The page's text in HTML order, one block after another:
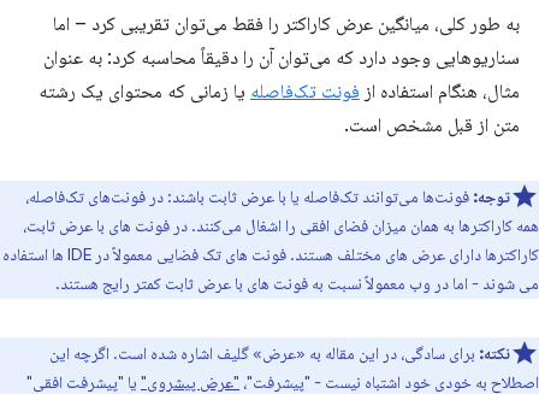
به طور کلی، میانگین عرض کاراکتر را فقط می‌توان تقریبی کرد – اما
سناریوهایی وجود دارد که می‌توان آن را دقیقاً محاسبه کرد: به عنوان
مثال، هنگام استفاده از فونت تک‌فاصله یا زمانی که محتوای یک رشته
متن از قبل مشخص است.
توجه: فونت‌ها می‌توانند تک‌فاصله یا با عرض ثابت باشند: در فونت‌های تک‌فاصله،
همه کاراکترها به همان میزان فضای افقی را اشغال می‌کنند. در فونت های با عرض ثابت،
کاراکترها دارای عرض های مختلف هستند. فونت های تک فضایی معمولاً در IDE ها استفاده
می شوند - اما در وب معمولاً نسبت به فونت های با عرض ثابت کمتر رایج هستند.
نکته: برای سادگی، در این مقاله به «عرض» گلیف اشاره شده است. اگرچه این
اصطلاح به خودی خود اشتباه نیست - "پیشرفت"، "عرض پیشروی" یا "پیشرفت افقی"